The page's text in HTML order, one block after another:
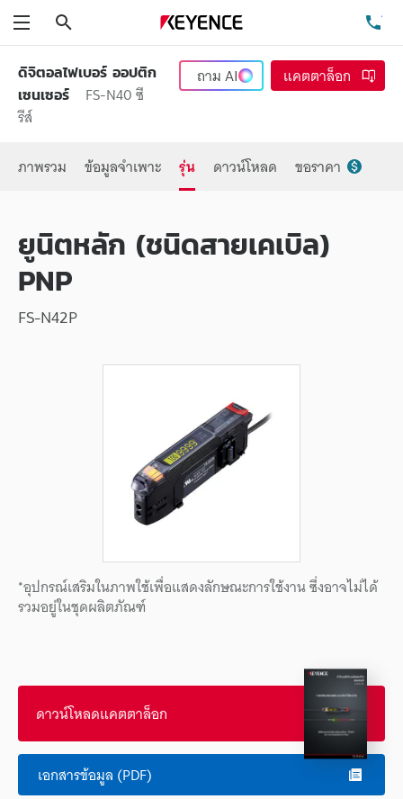
ดิจิตอลไฟเบอร์ ออปติก
เซนเซอร์
FS-N40 ซี
รีส์
ถามAI แคตตาล็อก
ภาพรวม ข้อมูลจำเพาะ รุ่น ดาวน์โหลด ขอราคา
ยูนิตหลัก (ชนิดสายเคเบิล)
PNP
FS-N42P
*อุปกรณ์เสริมในภาพใช้เพื่อแสดงลักษณะการใช้งาน ซึ่งอาจไม่ได้
รวมอยู่ในชุดผลิตภัณฑ์
ดาวน์โหลดแคตตาล็อก
เอกสารข้อมูล (PDF)